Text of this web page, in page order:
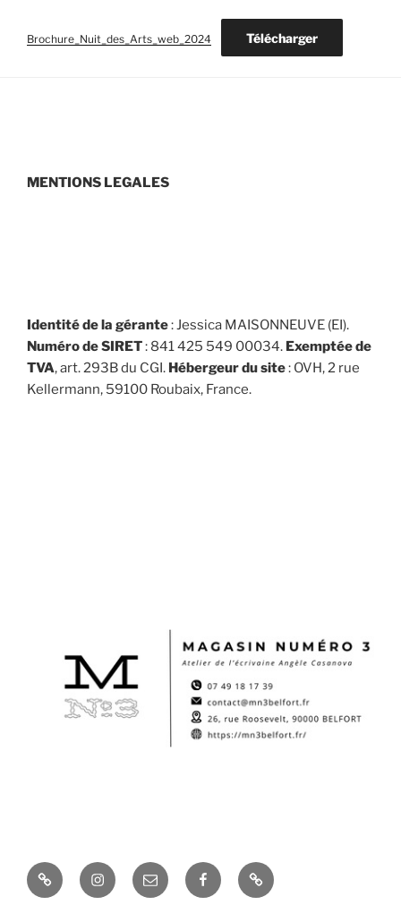
Brochure_Nuit_des_Arts_web_2024 Télécharger
MENTIONS LEGALES
Identité de la gérante: Jessica MAISONNEUVE (EI).
Numéro de SIRET: 841 425 549 00034. Exemptée de
TVA, art. 293B du CGI. Hébergeur du site: OVH, 2 rue
Kellermann, 59100 Roubaix, France.
BoutiqueInstagram
E-
mail
FacebookSite
d’Angèle